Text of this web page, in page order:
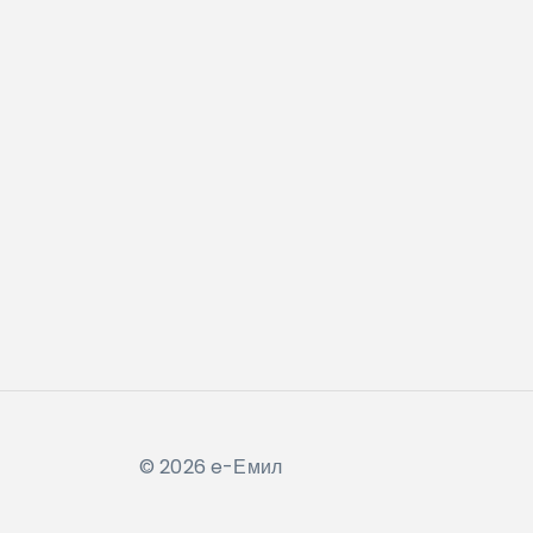
© 2026 e-Емил